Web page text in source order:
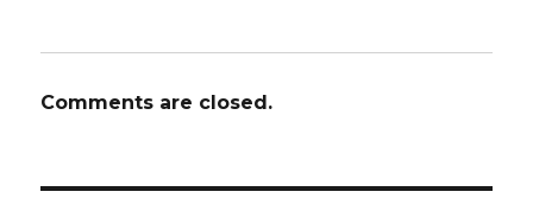
Comments are closed.